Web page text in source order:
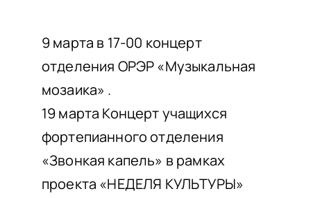
О ПРИЕМЕ
ОБУЧАЮЩИМСЯ
СВЕДЕНИЯ ОБ ОО
КОНТАКТЫ
9 марта в 17-00 концерт
отделения ОРЭР «Музыкальная
мозаика» .
19 марта Концерт учащихся
фортепианного отделения
«Звонкая капель» в рамках
проекта «НЕДЕЛЯ КУЛЬТУРЫ»